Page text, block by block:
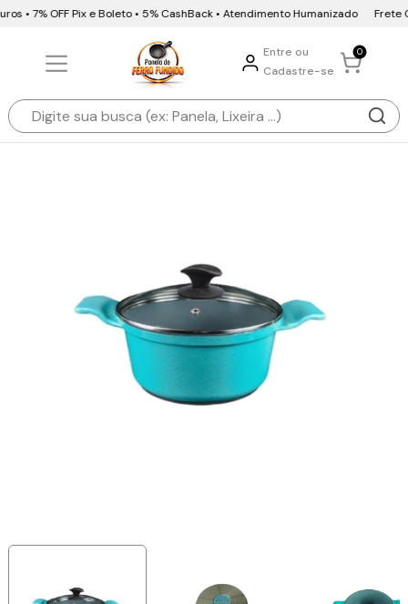
• 7% OFF Pix e Boleto • 5% CashBack • Atendimento Humanizado Frete
Entre ou
Cadastre-se
0